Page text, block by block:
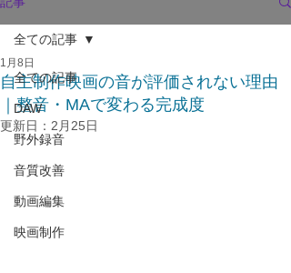
全ての記事
DAW
野外録音
音質改善
動画編集
映画制作
全ての記事
自主制作映画の音が評価されない理由
｜整音・MAで変わる完成度
1月8日
更新日： 2月25日